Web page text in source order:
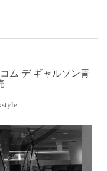
ム デ ギャルソン青